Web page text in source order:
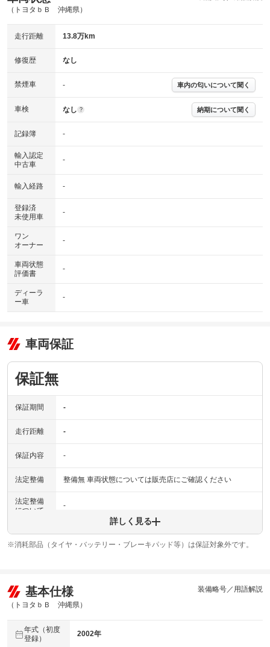
（トヨタｂＢ 沖縄県）
走行距離 13.8万km
修復歴 なし
禁煙車 - 車内の匂いについて聞く
車検 なし ? 納期について聞く
記録簿 -
輸入認定
中古車
-
輸入経路 -
登録済
未使用車
-
ワン
オーナー
-
車両状態
評価書
-
ディーラ
ー車
-
車両保証
保証無
保証期間 -
走行距離 -
保証内容 -
法定整備 整備無 車両状態については販売店にご確認ください
法定整備
について
-
詳しく見る
※消耗部品（タイヤ・バッテリー・ブレーキパッド等）は保証対象外です。
基本仕様
（トヨタｂＢ 沖縄県）
装備略号／用語解説
年式（初度
登録）
2002年